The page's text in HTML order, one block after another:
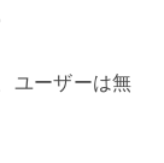
ユーザーは無